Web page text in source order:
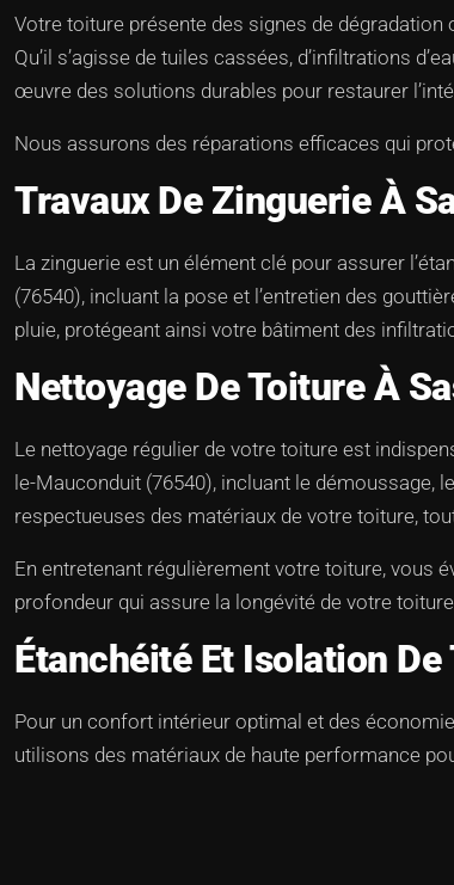
Votre toiture présente des signes de
Qu’il s’agisse de tuiles cassées, d’infiltrations
œuvre des solutions durables pour restaurer
Nous assurons des réparations efficaces qui
Travaux De Zinguerie À
La zinguerie est un élément clé pour assurer
(76540), incluant la pose et l’entretien des
pluie, protégeant ainsi votre bâtiment des
Nettoyage De Toiture À
Le nettoyage régulier de votre toiture est
le-Mauconduit (76540), incluant le
respectueuses des matériaux de votre toiture,
En entretenant régulièrement votre toiture, vous
profondeur qui assure la longévité de votre
Étanchéité Et Isolation
Pour un confort intérieur optimal et des
utilisons des matériaux de haute performance